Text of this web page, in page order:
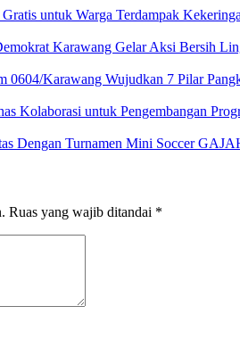
untuk Warga Terdampak
Karawang Gelar Aksi Bersih
Karawang Wujudkan 7 Pilar
Kolaborasi untuk Pengembangan
Dengan Turnamen Mini Soccer
Ruas yang wajib ditandai *